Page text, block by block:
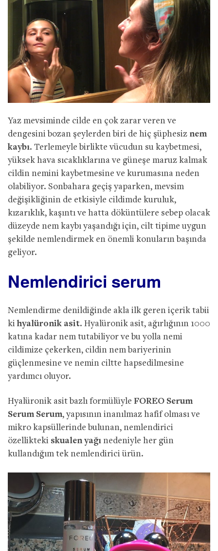
Yaz mevsiminde cilde en çok zarar veren ve
dengesini bozan şeylerden biri de hiç şüphesiz nem
kaybı. Terlemeyle birlikte vücudun su kaybetmesi,
yüksek hava sıcaklıklarına ve güneşe maruz kalmak
cildin nemini kaybetmesine ve kurumasına neden
olabiliyor. Sonbahara geçiş yaparken, mevsim
değişikliğinin de etkisiyle cildimde kuruluk,
kızarıklık, kaşıntı ve hatta döküntülere sebep olacak
düzeyde nem kaybı yaşandığı için, cilt tipime uygun
şekilde nemlendirmek en önemli konuların başında
geliyor.
Nemlendirici serum
Nemlendirme denildiğinde akla ilk geren içerik tabii
ki hyalüronik asit. Hyalüronik asit, ağırlığının 1000
katına kadar nem tutabiliyor ve bu yolla nemi
cildimize çekerken, cildin nem bariyerinin
güçlenmesine ve nemin ciltte hapsedilmesine
yardımcı oluyor.
Hyalüronik asit bazlı formülüyle FOREO Serum
Serum Serum, yapısının inanılmaz hafif olması ve
mikro kapsüllerinde bulunan, nemlendirici
özellikteki skualen yağı nedeniyle her gün
kullandığım tek nemlendirici ürün.